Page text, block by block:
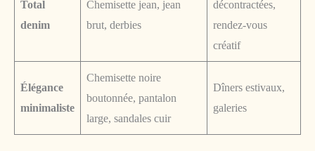
Total
denim
Chemisette jean, jean
brut, derbies
décontractées,
rendez-vous
créatif
Élégance
minimaliste
Chemisette noire
boutonnée, pantalon
large, sandales cuir
Dîners estivaux,
galeries